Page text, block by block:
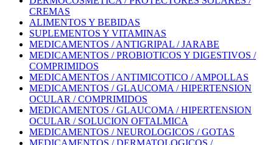
CREMAS
ALIMENTOS Y BEBIDAS
SUPLEMENTOS Y VITAMINAS
MEDICAMENTOS / ANTIGRIPAL / JARABE
MEDICAMENTOS / PROBIOTICOS Y DIGESTIVOS /
COMPRIMIDOS
MEDICAMENTOS / ANTIMICOTICO / AMPOLLAS
MEDICAMENTOS / GLAUCOMA / HIPERTENSION
OCULAR / COMPRIMIDOS
MEDICAMENTOS / GLAUCOMA / HIPERTENSION
OCULAR / SOLUCION OFTALMICA
MEDICAMENTOS / NEUROLOGICOS / GOTAS